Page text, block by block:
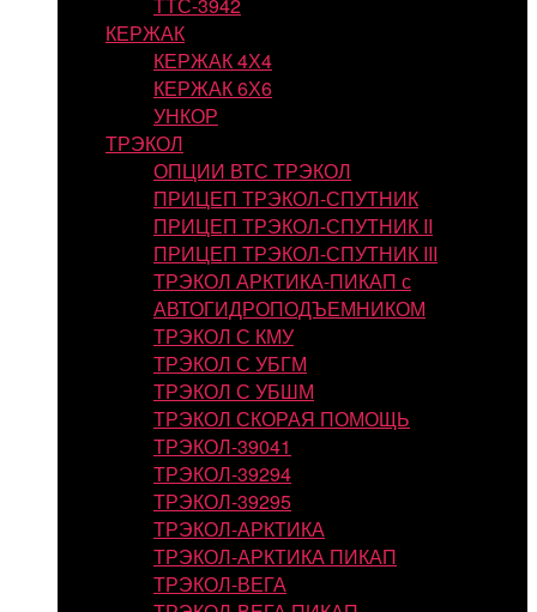
КЕРЖАК
КЕРЖАК 4Х4
КЕРЖАК 6Х6
УНКОР
ТРЭКОЛ
ОПЦИИ ВТС ТРЭКОЛ
ПРИЦЕП ТРЭКОЛ-СПУТНИК
ПРИЦЕП ТРЭКОЛ-СПУТНИК II
ПРИЦЕП ТРЭКОЛ-СПУТНИК III
ТРЭКОЛ АРКТИКА-ПИКАП с
АВТОГИДРОПОДЪЕМНИКОМ
ТРЭКОЛ С КМУ
ТРЭКОЛ С УБГМ
ТРЭКОЛ С УБШМ
ТРЭКОЛ СКОРАЯ ПОМОЩЬ
ТРЭКОЛ-39041
ТРЭКОЛ-39294
ТРЭКОЛ-39295
ТРЭКОЛ-АРКТИКА
ТРЭКОЛ-АРКТИКА ПИКАП
ТРЭКОЛ-ВЕГА